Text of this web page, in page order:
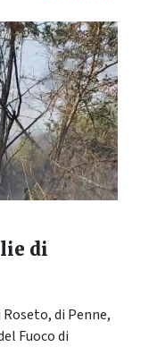
di
di Penne,
Fuoco di